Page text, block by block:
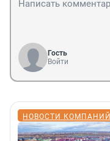
Гость
Войти
НОВОСТИ КОМПАНИЙ